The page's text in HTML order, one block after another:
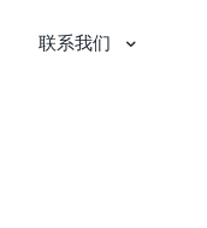
联系我们